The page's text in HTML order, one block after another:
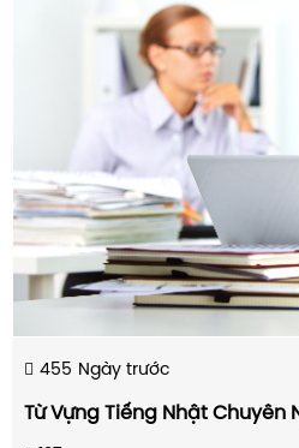
455 Ngày trước
Từ Vựng Tiếng Nhật Chuyên